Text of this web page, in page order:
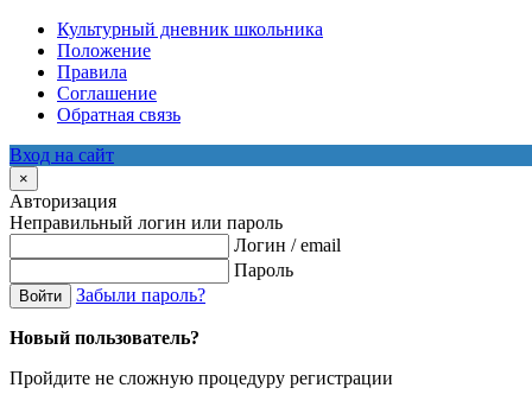
Культурный дневник школьника
Положение
Правила
Соглашение
Обратная связь
Вход на сайт
×
Авторизация
Неправильный логин или пароль
Логин / email
Пароль
Войти Забыли пароль?
Новый пользователь?
Пройдите не сложную процедуру регистрации